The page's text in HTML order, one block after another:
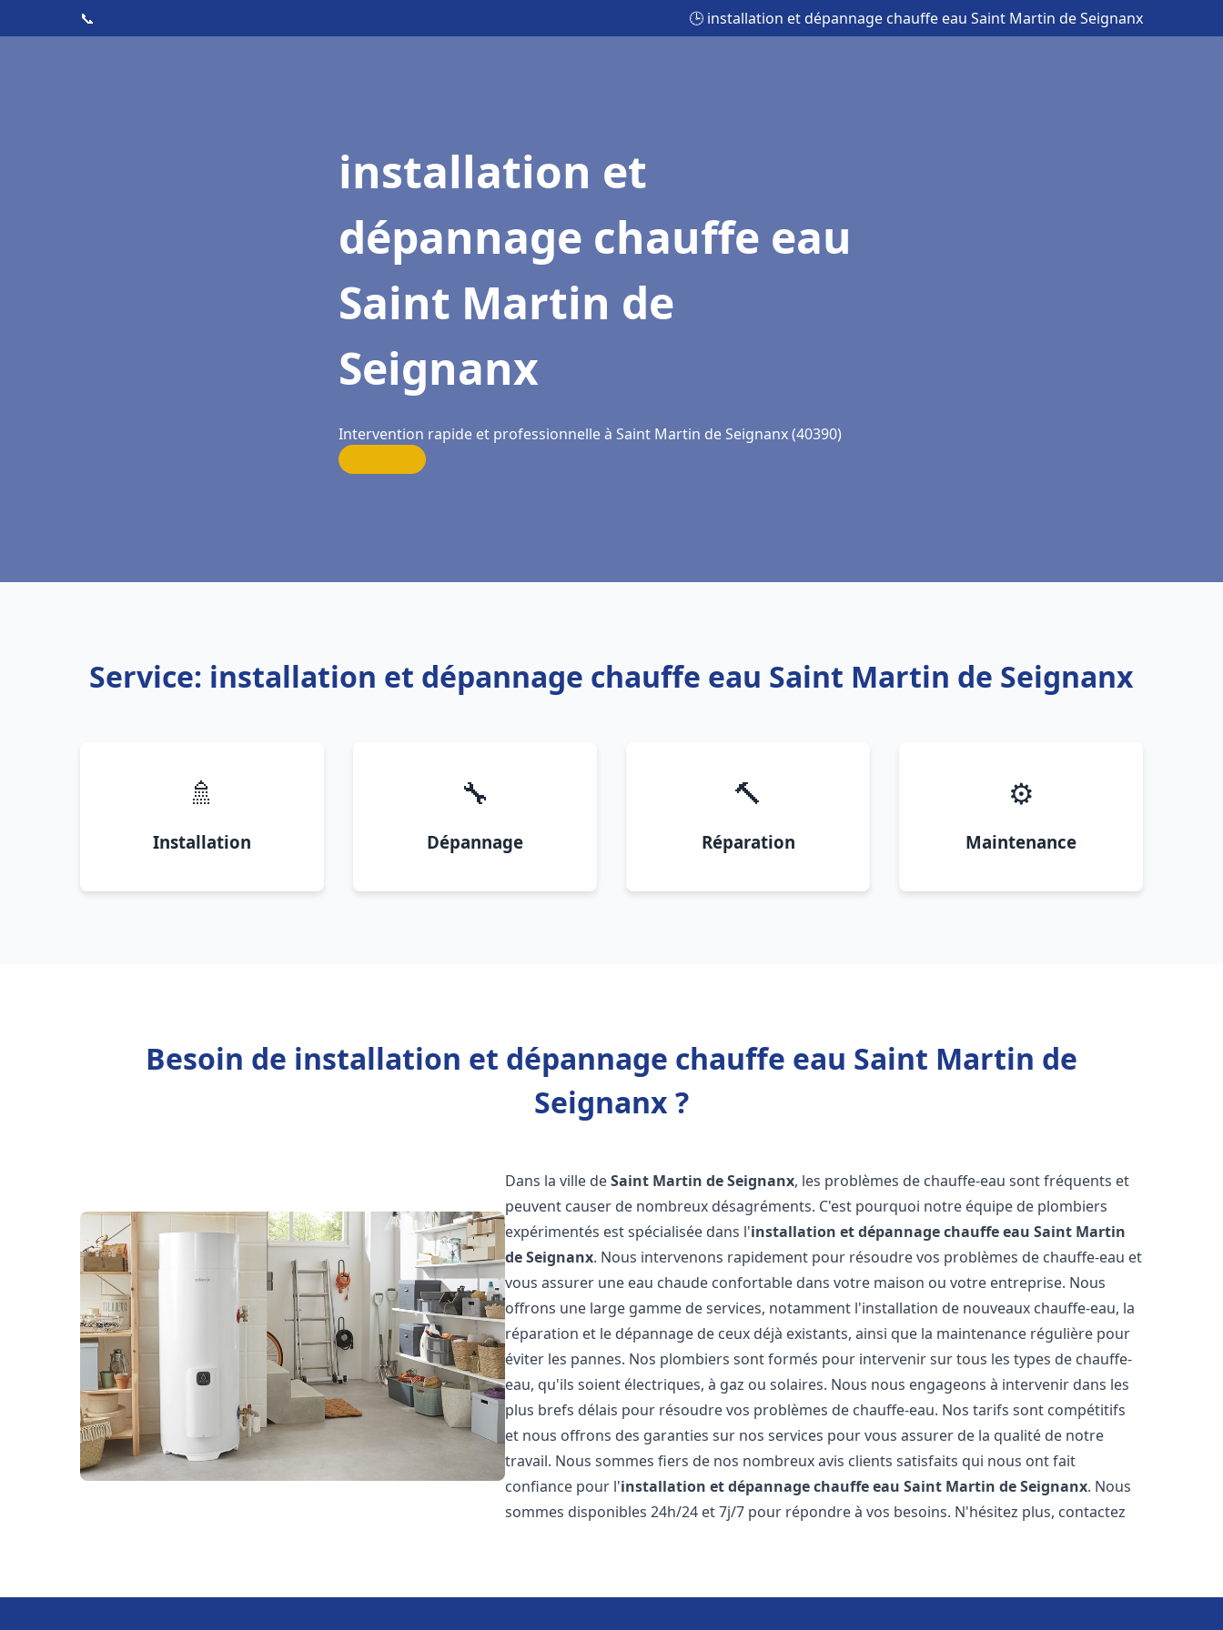
📞 🕒 installation et dépannage chauffe eau Saint Martin de Seignanx
installation et
dépannage chauffe eau
Saint Martin de
Seignanx
Intervention rapide et professionnelle à Saint Martin de Seignanx (40390)
Service: installation et dépannage chauffe eau Saint Martin de Seignanx
🚿
Installation
🔧
Dépannage
🔨
Réparation
⚙️
Maintenance
Besoin de installation et dépannage chauffe eau Saint Martin de
Seignanx ?
Dans la ville deSaint Martin de Seignanx, les problèmes de chauffe-eau sont fréquents et
peuvent causer de nombreux désagréments. C'est pourquoi notre équipe de plombiers
expérimentés est spécialisée dans l'installation et dépannage chauffe eau Saint Martin
de Seignanx. Nous intervenons rapidement pour résoudre vos problèmes de chauffe-eau et
vous assurer une eau chaude confortable dans votre maison ou votre entreprise. Nous
offrons une large gamme de services, notamment l'installation de nouveaux chauffe-eau, la
réparation et le dépannage de ceux déjà existants, ainsi que la maintenance régulière pour
éviter les pannes. Nos plombiers sont formés pour intervenir sur tous les types de chauffe-
eau, qu'ils soient électriques, à gaz ou solaires. Nous nous engageons à intervenir dans les
plus brefs délais pour résoudre vos problèmes de chauffe-eau. Nos tarifs sont compétitifs
et nous offrons des garanties sur nos services pour vous assurer de la qualité de notre
travail. Nous sommes fiers de nos nombreux avis clients satisfaits qui nous ont fait
confiance pour l'installation et dépannage chauffe eau Saint Martin de Seignanx. Nous
sommes disponibles 24h/24 et 7j/7 pour répondre à vos besoins. N'hésitez plus, contactez